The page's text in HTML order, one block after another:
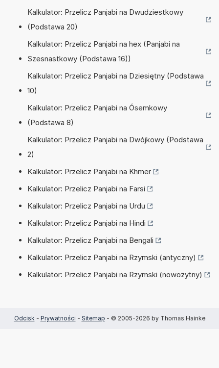
Kalkulator: Przelicz Panjabi na Dwudziestkowy
(Podstawa 20)
Kalkulator: Przelicz Panjabi na hex (Panjabi na
Szesnastkowy (Podstawa 16))
Kalkulator: Przelicz Panjabi na Dziesiętny (Podstawa
10)
Kalkulator: Przelicz Panjabi na Ósemkowy
(Podstawa 8)
Kalkulator: Przelicz Panjabi na Dwójkowy (Podstawa
2)
Kalkulator: Przelicz Panjabi na Khmer
Kalkulator: Przelicz Panjabi na Farsi
Kalkulator: Przelicz Panjabi na Urdu
Kalkulator: Przelicz Panjabi na Hindi
Kalkulator: Przelicz Panjabi na Bengali
Kalkulator: Przelicz Panjabi na Rzymski (antyczny)
Kalkulator: Przelicz Panjabi na Rzymski (nowożytny)
Odcisk - Prywatności - Sitemap - © 2005-2026 by Thomas Hainke